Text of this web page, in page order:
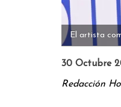
El artista
30 Octubre
Redacción